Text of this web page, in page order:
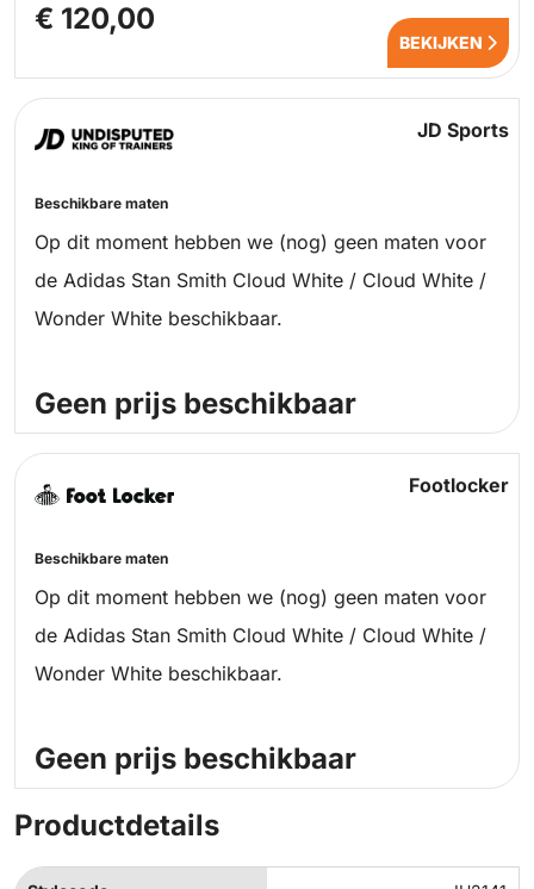
JD Sports
Beschikbare maten
Op dit moment hebben we (nog) geen maten voor
de Adidas Stan Smith Cloud White / Cloud White /
Wonder White beschikbaar.
Geen prijs beschikbaar
Footlocker
Beschikbare maten
Op dit moment hebben we (nog) geen maten voor
de Adidas Stan Smith Cloud White / Cloud White /
Wonder White beschikbaar.
Geen prijs beschikbaar
€ 120,00
BEKIJKEN
Productdetails